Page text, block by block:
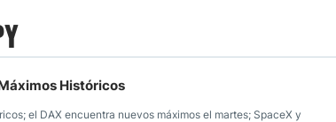
Históricos
el DAX encuentra nuevos máximos el martes; SpaceX y